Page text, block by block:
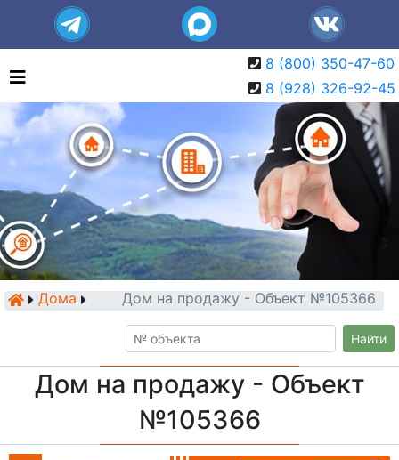
8 (800) 350-47-60
8 (928) 326-92-45
Дома Дом на продажу - Объект №105366
Найти
Дом на продажу - Объект
№105366